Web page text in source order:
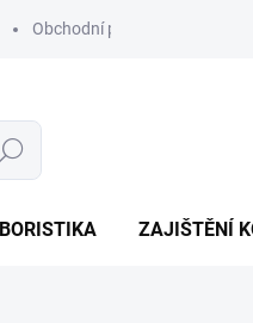
Obchodní podmínky
ZAJIŠTĚNÍ